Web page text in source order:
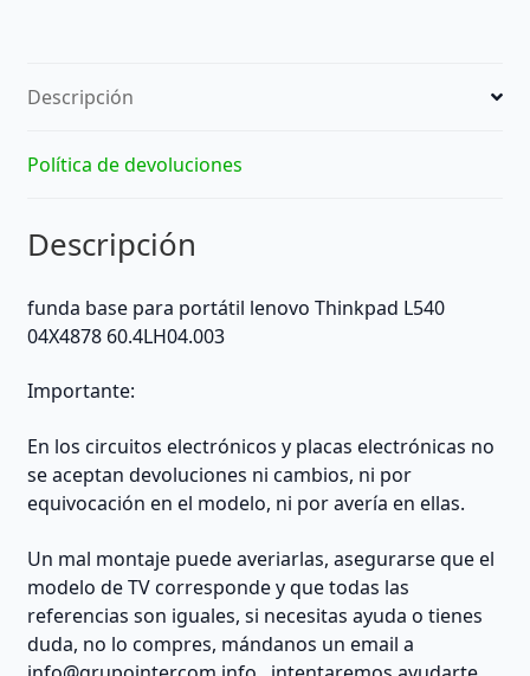
Descripción
Política de devoluciones
Descripción
funda base para portátil lenovo Thinkpad L540
04X4878 60.4LH04.003
Importante:
En los circuitos electrónicos y placas electrónicas no
se aceptan devoluciones ni cambios, ni por
equivocación en el modelo, ni por avería en ellas.
Un mal montaje puede averiarlas, asegurarse que el
modelo de TV corresponde y que todas las
referencias son iguales, si necesitas ayuda o tienes
duda, no lo compres, mándanos un email a